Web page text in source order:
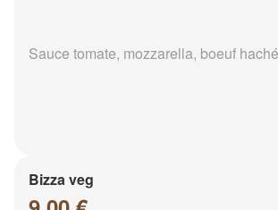
Sauce tomate, mozzarella, boeuf
Bizza veg